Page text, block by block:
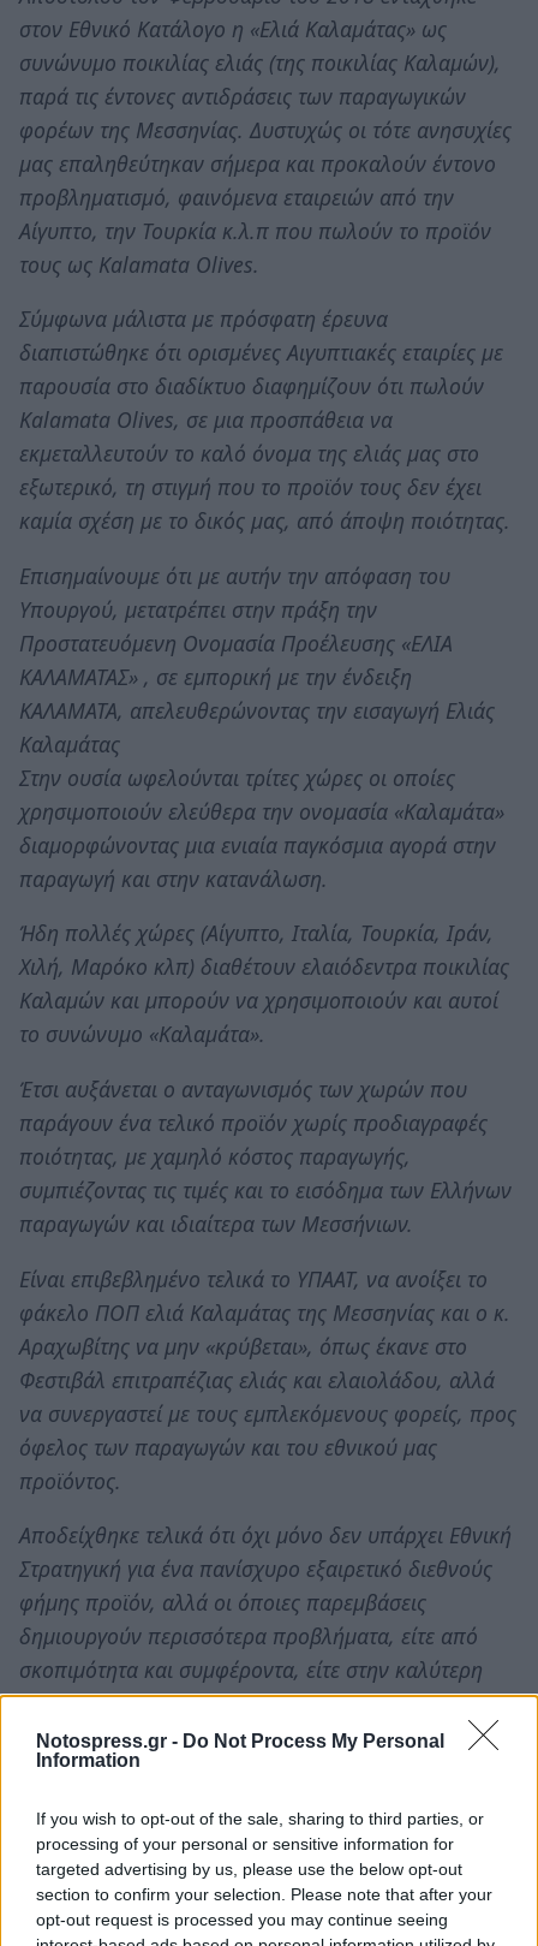
Notospress.gr - Do Not Process My Personal
Information
If you wish to opt-out of the sale, sharing to third parties, or
processing of your personal or sensitive information for
targeted advertising by us, please use the below opt-out
section to confirm your selection. Please note that after your
opt-out request is processed you may continue seeing
στον Εθνικό Κατάλογο η «Ελιά Καλαμάτας» ως
συνώνυμο ποικιλίας ελιάς (της ποικιλίας Καλαμών),
παρά τις έντονες αντιδράσεις των παραγωγικών
φορέων της Μεσσηνίας. Δυστυχώς οι τότε ανησυχίες
μας επαληθεύτηκαν σήμερα και προκαλούν έντονο
προβληματισμό, φαινόμενα εταιρειών από την
Αίγυπτο, την Τουρκία κ.λ.π που πωλούν το προϊόν
τους ως Kalamata Olives.
Σύμφωνα μάλιστα με πρόσφατη έρευνα
διαπιστώθηκε ότι ορισμένες Αιγυπτιακές εταιρίες με
παρουσία στο διαδίκτυο διαφημίζουν ότι πωλούν
Kalamata Olives, σε μια προσπάθεια να
εκμεταλλευτούν το καλό όνομα της ελιάς μας στο
εξωτερικό, τη στιγμή που το προϊόν τους δεν έχει
καμία σχέση με το δικός μας, από άποψη ποιότητας.
Επισημαίνουμε ότι με αυτήν την απόφαση του
Υπουργού, μετατρέπει στην πράξη την
Προστατευόμενη Ονομασία Προέλευσης «ΕΛΙΑ
ΚΑΛΑΜΑΤΑΣ» , σε εμπορική με την ένδειξη
ΚΑΛΑΜΑΤΑ, απελευθερώνοντας την εισαγωγή Ελιάς
Καλαμάτας
Στην ουσία ωφελούνται τρίτες χώρες οι οποίες
χρησιμοποιούν ελεύθερα την ονομασία «Καλαμάτα»
διαμορφώνοντας μια ενιαία παγκόσμια αγορά στην
παραγωγή και στην κατανάλωση.
Ήδη πολλές χώρες (Αίγυπτο, Ιταλία, Τουρκία, Ιράν,
Χιλή, Μαρόκο κλπ) διαθέτουν ελαιόδεντρα ποικιλίας
Καλαμών και μπορούν να χρησιμοποιούν και αυτοί
το συνώνυμο «Καλαμάτα».
Έτσι αυξάνεται ο ανταγωνισμός των χωρών που
παράγουν ένα τελικό προϊόν χωρίς προδιαγραφές
ποιότητας, με χαμηλό κόστος παραγωγής,
συμπιέζοντας τις τιμές και το εισόδημα των Ελλήνων
παραγωγών και ιδιαίτερα των Μεσσήνιων.
Είναι επιβεβλημένο τελικά το ΥΠΑΑΤ, να ανοίξει το
φάκελο ΠΟΠ ελιά Καλαμάτας της Μεσσηνίας και ο κ.
Αραχωβίτης να μην «κρύβεται», όπως έκανε στο
Φεστιβάλ επιτραπέζιας ελιάς και ελαιολάδου, αλλά
να συνεργαστεί με τους εμπλεκόμενους φορείς, προς
όφελος των παραγωγών και του εθνικού μας
προϊόντος.
Αποδείχθηκε τελικά ότι όχι μόνο δεν υπάρχει Εθνική
Στρατηγική για ένα πανίσχυρο εξαιρετικό διεθνούς
φήμης προϊόν, αλλά οι όποιες παρεμβάσεις
δημιουργούν περισσότερα προβλήματα, είτε από
σκοπιμότητα και συμφέροντα, είτε στην καλύτερη
περίπτωση από κακή πληροφόρηση ή άγνοια.
ΥΓ1: Ο κ. Αραχωβίτης να εκφράσει με ενέργειες
του κ. Αποστόλου και όχι στα λόγια, όπως
υποσχέθηκε στις 13-11-2018 στους
ελαιοπαραγωγούς της Μεσσηνίας που τον
επισκέφθηκαν.